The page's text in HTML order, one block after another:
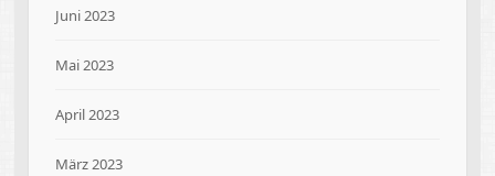
Juni 2023
Mai 2023
April 2023
März 2023